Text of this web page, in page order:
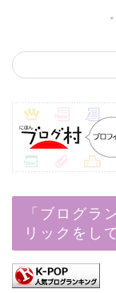
「ブログラ
リックをし